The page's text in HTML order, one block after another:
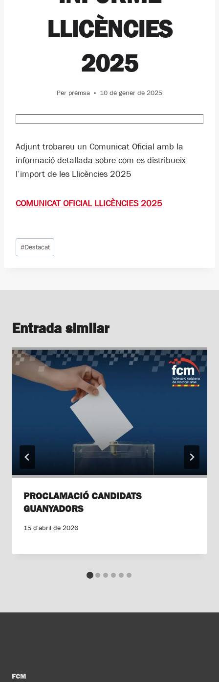
LLICÈNCIES
2025
Per premsa 10 de gener de 2025
Adjunt trobareu un Comunicat Oficial amb la
informació detallada sobre com es distribueix
l’import de les Llicències 2025
COMUNICAT OFICIAL LLICÈNCIES 2025
Etiquetes
d'entrada
#Destacat
Entrada similar
PROCLAMACIÓ CANDIDATS
GUANYADORS
15 d'abril de 2026
FCM